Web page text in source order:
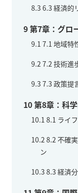
8.3 6.3 経済的
9第7章：グロ
9.1 7.1 地域特
9.2 7.2 技術進
9.3 7.3 政策提
10第8章：科
10.1 8.1 ライ
10.2 8.2 不確
ン
10.3 8.3 経済